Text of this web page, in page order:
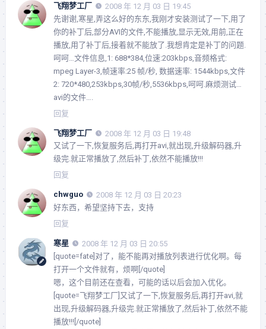
飞翔梦工厂
2008 年 12 月 03 日 19:45
先谢谢,寒星,弄这么好的东东,我刚才安装测试了一下,用了
你的补丁后,部分AVI的文件,不能播放,显示无效,用前,正在
播放,用了补丁后,接着就不能放了.我想肯定是补丁的问题.
呵呵…文件信息,1: 688*384,位速:203kbps,音频格式:
mpeg Layer-3,帧速率:25 帧/秒, 数据速率: 1544kbps,文件
2: 720*480,253kbps,30帧/秒,5536kbps,呵呵.麻烦测试…
avi的文件….
回复
飞翔梦工厂
2008 年 12 月 03 日 19:48
又试了一下,恢复服务后,再打开avi,就出现,升级解码器,升
级完.就正常播放了,然后补丁,依然不能播放!!!
回复
chwguo
2008 年 12 月 03 日 20:23
好东西，希望坚持下去，支持
回复
寒星
2008 年 12 月 03 日 20:55
[quote=fate]对了，能不能再对播放列表进行优化啊。每
打开一个文件就有，烦啊[/quote]
嗯，这个目前还在查看，可能的话以后会加入优化。
[quote=飞翔梦工厂]又试了一下,恢复服务后,再打开avi,就
出现,升级解码器,升级完.就正常播放了,然后补丁,依然不能
播放!!![/quote]